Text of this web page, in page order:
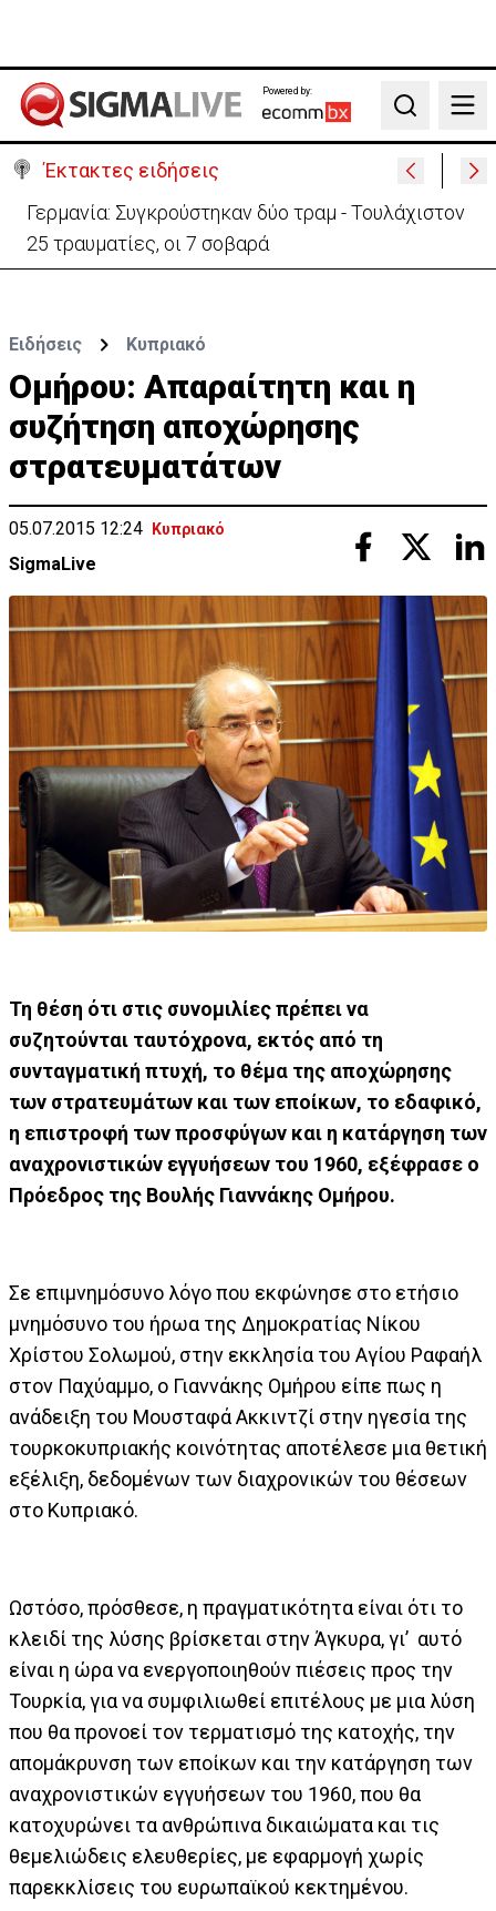
Powered by:
Search
Έκτακτες ειδήσεις
Αυτά είναι τα νέα Διοικητικά Συμβούλια των
Ημικρατικών Οργανισμών
Ειδήσεις Κυπριακό
Oμήρου: Απαραίτητη και η
συζήτηση αποχώρησης
στρατευματάτων
05.07.2015 12:24 Κυπριακό
SigmaLive
Τη θέση ότι στις συνομιλίες πρέπει να
συζητούνται ταυτόχρονα, εκτός από τη
συνταγματική πτυχή, το θέμα της αποχώρησης
των στρατευμάτων και των εποίκων, το εδαφικό,
η επιστροφή των προσφύγων και η κατάργηση των
αναχρονιστικών εγγυήσεων του 1960, εξέφρασε ο
Πρόεδρος της Βουλής Γιαννάκης Ομήρου.
Σε επιμνημόσυνο λόγο που εκφώνησε στο ετήσιο
μνημόσυνο του ήρωα της Δημοκρατίας Νίκου
Χρίστου Σολωμού, στην εκκλησία του Αγίου Ραφαήλ
στον Παχύαμμο, ο Γιαννάκης Ομήρου είπε πως η
ανάδειξη του Μουσταφά Ακκιντζί στην ηγεσία της
τουρκοκυπριακής κοινότητας αποτέλεσε μια θετική
εξέλιξη, δεδομένων των διαχρονικών του θέσεων
στο Κυπριακό.
Ωστόσο, πρόσθεσε, η πραγματικότητα είναι ότι το
κλειδί της λύσης βρίσκεται στην Άγκυρα, γι’ αυτό
είναι η ώρα να ενεργοποιηθούν πιέσεις προς την
Τουρκία, για να συμφιλιωθεί επιτέλους με μια λύση
που θα προνοεί τον τερματισμό της κατοχής, την
απομάκρυνση των εποίκων και την κατάργηση των
αναχρονιστικών εγγυήσεων του 1960, που θα
κατοχυρώνει τα ανθρώπινα δικαιώματα και τις
θεμελιώδεις ελευθερίες, με εφαρμογή χωρίς
παρεκκλίσεις του ευρωπαϊκού κεκτημένου.